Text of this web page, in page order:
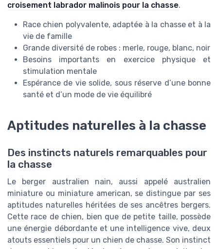
croisement labrador malinois pour la chasse.
Race chien polyvalente, adaptée à la chasse et à la
vie de famille
Grande diversité de robes : merle, rouge, blanc, noir
Besoins importants en exercice physique et
stimulation mentale
Espérance de vie solide, sous réserve d’une bonne
santé et d’un mode de vie équilibré
Aptitudes naturelles à la chasse
Des instincts naturels remarquables pour
la chasse
Le berger australien nain, aussi appelé australien
miniature ou miniature american, se distingue par ses
aptitudes naturelles héritées de ses ancêtres bergers.
Cette race de chien, bien que de petite taille, possède
une énergie débordante et une intelligence vive, deux
atouts essentiels pour un chien de chasse. Son instinct